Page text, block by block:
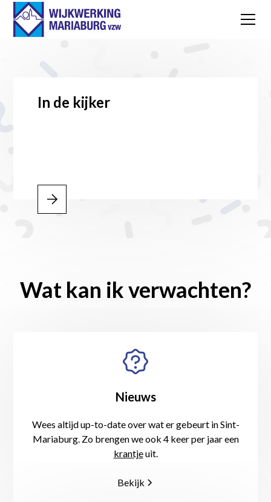
In de kijker
Wat kan ik verwachten?
Nieuws
Wees altijd up-to-date over wat er gebeurt in Sint-
Mariaburg. Zo brengen we ook 4 keer per jaar een
krantjeuit.
Bekijk